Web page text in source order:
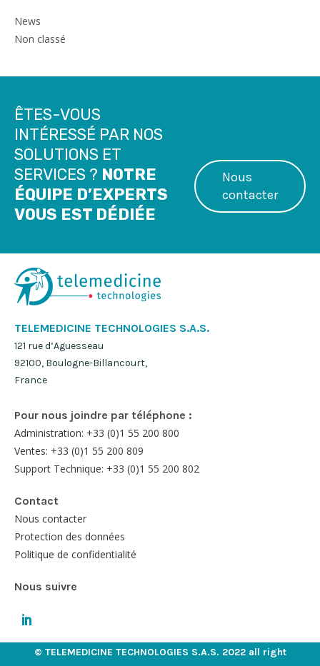
News
Non classé
ÊTES-VOUS
INTÉRESSÉ PAR NOS
SOLUTIONS ET
SERVICES ? NOTRE
ÉQUIPE D’EXPERTS
VOUS EST DÉDIÉE
Nous
contacter
TELEMEDICINE TECHNOLOGIES S.A.S.
121 rue d’Aguesseau
92100, Boulogne-Billancourt,
France
Pour nous joindre par téléphone :
Administration: +33 (0)1 55 200 800
Ventes: +33 (0)1 55 200 809
Support Technique: +33 (0)1 55 200 802
Contact
Nous contacter
Protection des données
Politique de confidentialité
Nous suivre
© TELEMEDICINE TECHNOLOGIES S.A.S. 2022 all right